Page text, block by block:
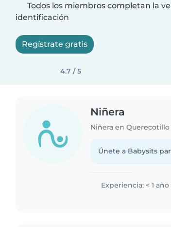
Todos los miembros completan la
identificación
Regístrate gratis
4.7 / 5
Niñera
Niñera en Querecotillo
Únete a Babysits
Experiencia: < 1 año